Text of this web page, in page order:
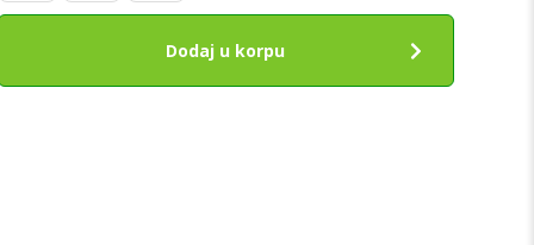
volume-
Dodaj u korpu